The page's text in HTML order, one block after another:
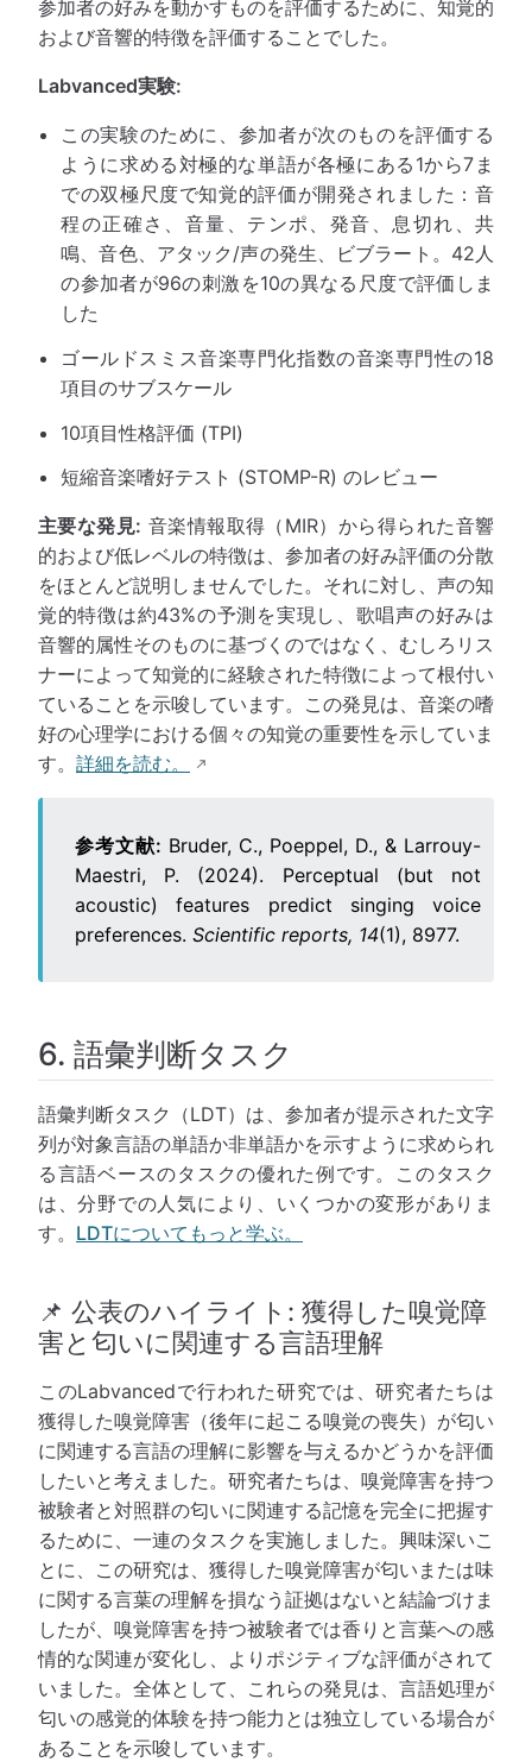
参加者の好みを動かすものを評価するために、知覚的
および音響的特徴を評価することでした。
Labvanced実験:
この実験のために、参加者が次のものを評価する
ように求める対極的な単語が各極にある1から7ま
での双極尺度で知覚的評価が開発されました：音
程の正確さ、音量、テンポ、発音、息切れ、共
鳴、音色、アタック/声の発生、ビブラート。42人
の参加者が96の刺激を10の異なる尺度で評価しま
した
ゴールドスミス音楽専門化指数の音楽専門性の18
項目のサブスケール
10項目性格評価 (TPI)
短縮音楽嗜好テスト (STOMP-R) のレビュー
主要な発見: 音楽情報取得（MIR）から得られた音響
的および低レベルの特徴は、参加者の好み評価の分散
をほとんど説明しませんでした。それに対し、声の知
覚的特徴は約43%の予測を実現し、歌唱声の好みは
音響的属性そのものに基づくのではなく、むしろリス
ナーによって知覚的に経験された特徴によって根付い
ていることを示唆しています。この発見は、音楽の嗜
好の心理学における個々の知覚の重要性を示していま
す。 詳細を読む。
参考文献: Bruder, C., Poeppel, D., & Larrouy-
Maestri, P. (2024). Perceptual (but not
acoustic) features predict singing voice
preferences.Scientific reports, 14(1), 8977.
6. 語彙判断タスク
語彙判断タスク（LDT）は、参加者が提示された文字
列が対象言語の単語か非単語かを示すように求められ
る言語ベースのタスクの優れた例です。このタスク
は、分野での人気により、いくつかの変形がありま
す。 LDTについてもっと学ぶ。
📌 公表のハイライト: 獲得した嗅覚障
害と匂いに関連する言語理解
このLabvancedで行われた研究では、研究者たちは
獲得した嗅覚障害（後年に起こる嗅覚の喪失）が匂い
に関連する言語の理解に影響を与えるかどうかを評価
したいと考えました。研究者たちは、嗅覚障害を持つ
被験者と対照群の匂いに関連する記憶を完全に把握す
るために、一連のタスクを実施しました。興味深いこ
とに、この研究は、獲得した嗅覚障害が匂いまたは味
に関する言葉の理解を損なう証拠はないと結論づけま
したが、嗅覚障害を持つ被験者では香りと言葉への感
情的な関連が変化し、よりポジティブな評価がされて
いました。全体として、これらの発見は、言語処理が
匂いの感覚的体験を持つ能力とは独立している場合が
あることを示唆しています。